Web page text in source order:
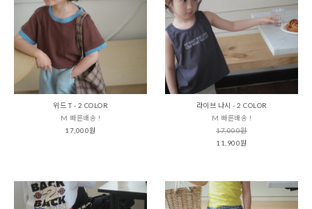
위드 T - 2 COLOR
M 빠른배송 !
17,000원
라이브 나시 - 2 COLOR
M 빠른배송 !
17,000원
11,900원